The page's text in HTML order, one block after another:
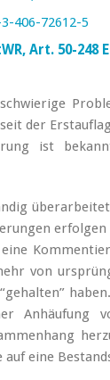
406-72612-5
Art. 50-248
der
ist
von
Anhäufung
auf eine